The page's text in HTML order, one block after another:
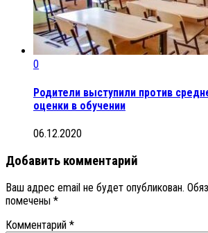
0
Родители выступили против
оценки в обучении
06.12.2020
Добавить комментарий
Ваш адрес email не будет опубликован.
помечены *
Комментарий *